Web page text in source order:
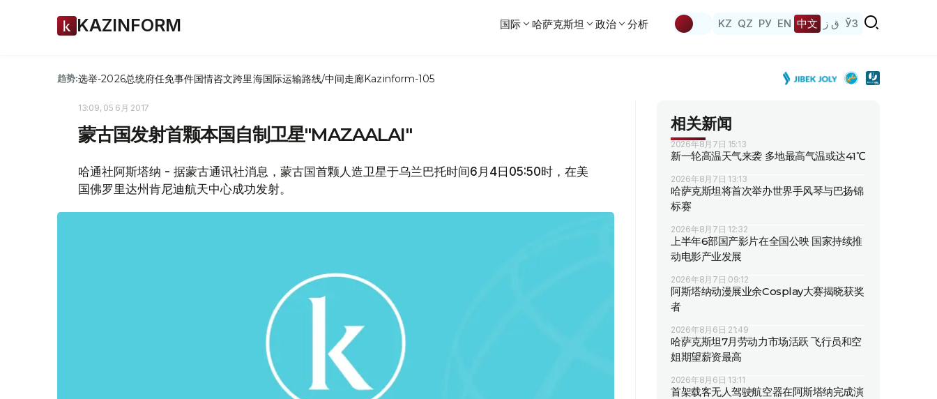
KAZINFORM 国际 哈萨克斯坦 政治 分析 KZ QZ РУ EN 中文 ق ز ЎЗ
趋势:选举-2026总统府任免事件国情咨文跨里海国际运输路线/中间走廊Kazinform-105
13:09, 05 6月 2017
蒙古国发射首颗本国自制卫星"MAZAALAI"
哈通社阿斯塔纳 - 据蒙古通讯社消息，蒙古国首颗人造卫星于乌兰巴托时间6月4日05:50时，在美
国佛罗里达州肯尼迪航天中心成功发射。
相关新闻
2026年8月7日 15:13
新一轮高温天气来袭 多地最高气温或达41℃
2026年8月7日 13:13
哈萨克斯坦将首次举办世界手风琴与巴扬锦
标赛
2026年8月7日 12:32
上半年6部国产影片在全国公映 国家持续推
动电影产业发展
2026年8月7日 09:12
阿斯塔纳动漫展业余Cosplay大赛揭晓获奖
者
2026年8月6日 21:49
哈萨克斯坦7月劳动力市场活跃 飞行员和空
姐期望薪资最高
2026年8月6日 13:11
首架载客无人驾驶航空器在阿斯塔纳完成演